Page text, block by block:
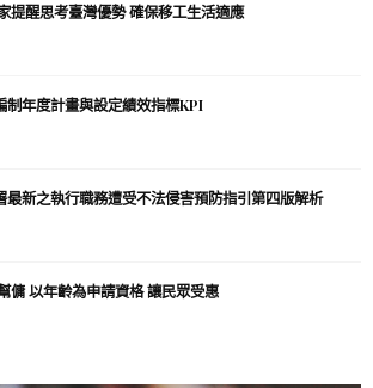
提醒思考臺灣優勢 確保移工生活適應
制年度計畫與設定績效指標KPI
最新之執行職務遭受不法侵害預防指引第四版解析
傭 以年齡為申請資格 讓民眾受惠